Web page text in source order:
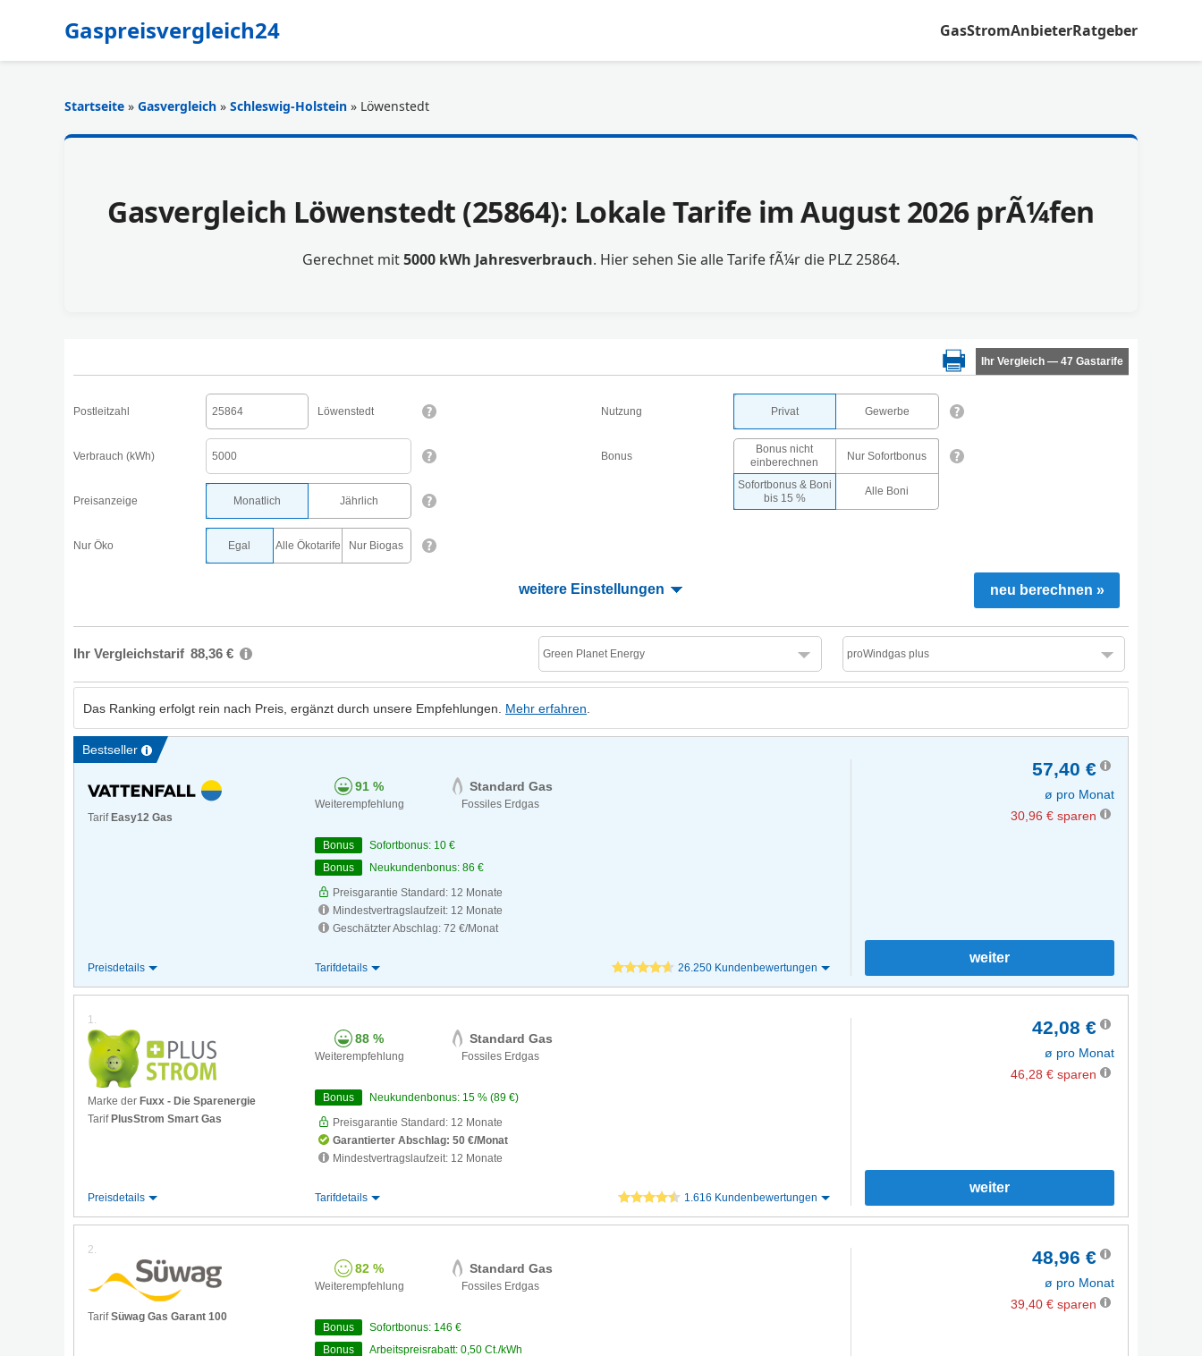
Gaspreisvergleich24 GasStromAnbieterRatgeber
Startseite » Gasvergleich » Schleswig-Holstein » Löwenstedt
Gasvergleich Löwenstedt (25864): Lokale Tarife im August 2026 prÃ¼fen
Gerechnet mit5000 kWh Jahresverbrauch. Hier sehen Sie alle Tarife fÃ¼r die PLZ 25864.